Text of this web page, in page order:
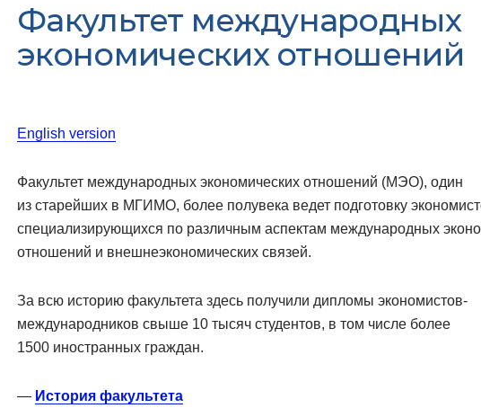
Факультет международных
экономических отношений
English version
Факультет международных экономических отношений (МЭО), один
из старейших в МГИМО, более полувека ведет подготовку
специализирующихся по различным аспектам международных
отношений и внешнеэкономических связей.
За всю историю факультета здесь получили дипломы экономистов-
международников свыше 10 тысяч студентов, в том числе более
1500 иностранных граждан.
— История факультета